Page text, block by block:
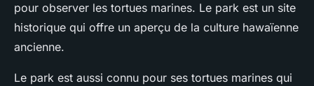
pour observer les tortues marines. Le park est un site
historique qui offre un aperçu de la culture hawaïenne
ancienne.
Le park est aussi connu pour ses tortues marines qui